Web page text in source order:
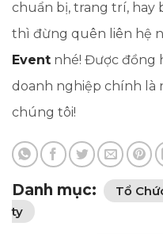
chuẩn bị, trang trí, hay
thì đừng quên liên hệ
Event nhé! Được đồng
doanh nghiệp chính là
chúng tôi!
Danh mục:
Tổ
ty